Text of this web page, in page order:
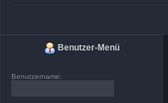
Benutzer-Menü
Benutzername: